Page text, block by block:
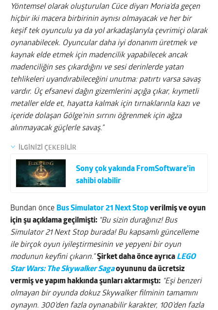
Yöntemsel olarak oluşturulan Cüce diyarı Moria’da geçen
hiçbir iki macera birbirinin aynısı olmayacak ve her bir
keşif tek oyunculu ya da yol arkadaşlarıyla çevrimiçi olarak
oynanabilecek. Oyuncular daha iyi donanım üretmek ve
kaynak elde etmek için madencilik yapabilecek ancak
madenciliğin ses çıkardığını ve sesi derinlerde yatan
tehlikeleri uyandırabileceğini unutma: patırtı varsa savaş
vardır. Üç efsanevi dağın gizemlerini açığa çıkar, kıymetli
metaller elde et, hayatta kalmak için tırnaklarınla kazı ve
içeride dolaşan Gölge’nin sırrını öğrenmek için ağza
alınmayacak güçlerle savaş.”
İLGİNİZİ ÇEKEBİLİR
Sony çok yakında FromSoftware’in
sahibi olabilir
Bundan önce Bus Simulator 21 Next Stopverilmiş ve oyun
için şu açıklama geçilmişti: “Bu sizin durağınız! Bus
Simulator 21 Next Stop burada! Bu kapsamlı güncelleme
ile birçok oyun iyileştirmesinin ve yepyeni bir oyun
modunun keyfini çıkarın.”Şirket daha önce ayrıca LEGO
Star Wars: The Skywalker Sagaoyununu da ücretsiz
vermiş ve yapım hakkında şunları aktarmıştı: “Eşi benzeri
olmayan bir oyunda dokuz Skywalker filminin tamamını
oynayın. 300’den fazla oynanabilir karakter, 100’den fazla